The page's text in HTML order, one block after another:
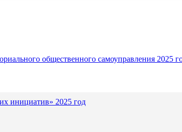
общественного самоуправления 2025
инициатив» 2025 год